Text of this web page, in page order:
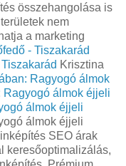
összehangolása is
nem
a marketing
- Tiszakarád
Krisztina
Ragyogó álmok
Ragyogó álmok éjjeli
álmok éjjeli
álmok éjjeli
SEO árak
keresőoptimalizálás,